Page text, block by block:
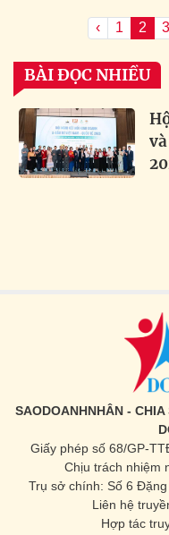
‹ 1 2 3
BÀI ĐỌC NHIỀU
SAODOANHNHÂN -
Giấy phép số 68/GP-
Chịu trách nhiệm
Trụ sở chính: Số 6 Đặng
Liên hệ
Hợp tác